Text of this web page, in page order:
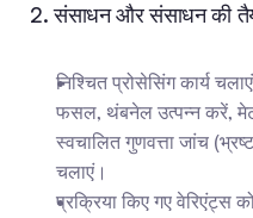
2. संसाधन और संसाधन की
निश्चित प्रोसेसिंग कार्य
फसल, थंबनेल उत्पन्न करें,
स्वचालित गुणवत्ता जांच
चलाएं।
प्रक्रिया किए गए